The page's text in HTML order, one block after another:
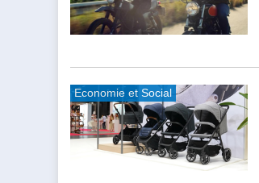
Economie et Social